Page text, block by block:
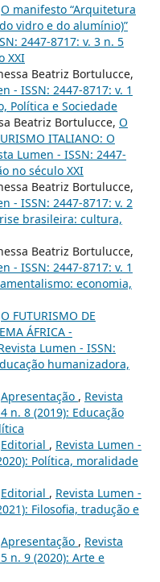
O manifesto “Arquitetura
vidro e do alumínio)”
2447-8717: v. 3 n. 5
XXI
Beatriz Bortulucce,
- ISSN: 2447-8717: v. 1
Política e Sociedade
Beatriz Bortulucce, O
ITALIANO: O
Lumen - ISSN: 2447-
no século XXI
Beatriz Bortulucce,
- ISSN: 2447-8717: v. 2
brasileira: cultura,
Beatriz Bortulucce,
- ISSN: 2447-8717: v. 1
economia,
O FUTURISMO DE
ÁFRICA -
Lumen - ISSN:
humanizadora,
Apresentação , Revista
n. 8 (2019): Educação
Editorial , Revista Lumen -
Política, moralidade
Editorial , Revista Lumen -
Filosofia, tradução e
Apresentação , Revista
n. 9 (2020): Arte e